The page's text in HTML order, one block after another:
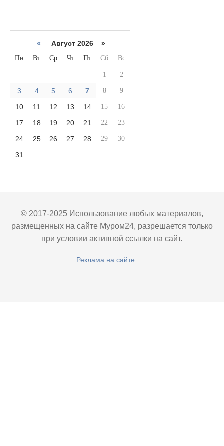
« Август 2026 »
Пн Вт Ср Чт Пт Сб Вс
1 2
3 4 5 6 7 8 9
10 11 12 13 14 15 16
17 18 19 20 21 22 23
24 25 26 27 28 29 30
31
© 2017-2025 Использование любых материалов,
размещенных на сайте Муром24, разрешается только
при условии активной ссылки на сайт.
Реклама на сайте